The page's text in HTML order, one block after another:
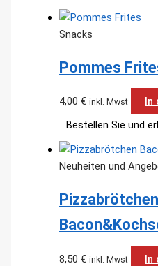
Snacks
Pommes
4,00€ inkl. Mwst
In
Bestellen Sie und
Neuheiten und
Pizzabrötchen
8,50€ inkl. Mwst
In